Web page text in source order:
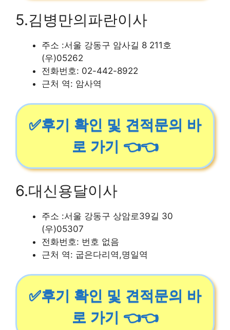
5.김병만의파란이사
주소 :서울 강동구 암사길 8 211호
(우)05262
전화번호: 02-442-8922
근처 역: 암사역
✅후기 확인 및 견적문의 바
로 가기 👈👈
6.대신용달이사
주소 :서울 강동구 상암로39길 30
(우)05307
전화번호: 번호 없음
근처 역: 굽은다리역,명일역
✅후기 확인 및 견적문의 바
로 가기 👈👈